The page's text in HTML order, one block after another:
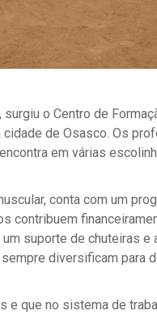
o Centro de
cidade de Osasco. Os
em várias
conta com um
contribuem
suporte de chuteiras
diversificam para
e que no sistema de